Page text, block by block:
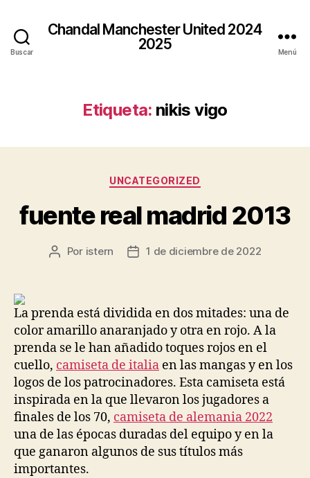
Buscar
Chandal Manchester United 2024
2025
Menú
Etiqueta: nikis vigo
Categorías
UNCATEGORIZED
fuente real madrid 2013
Autor
Por istern
Fecha1 de diciembre de 2022
La prenda está dividida en dos mitades: una de
color amarillo anaranjado y otra en rojo. A la
prenda se le han añadido toques rojos en el
cuello, camiseta de italia en las mangas y en los
logos de los patrocinadores. Esta camiseta está
inspirada en la que llevaron los jugadores a
finales de los 70, camiseta de alemania 2022
una de las épocas duradas del equipo y en la
que ganaron algunos de sus títulos más
importantes.